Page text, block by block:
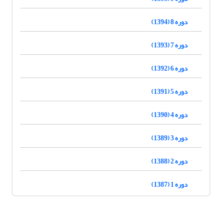
دوره 8 (1394)
دوره 7 (1393)
دوره 6 (1392)
دوره 5 (1391)
دوره 4 (1390)
دوره 3 (1389)
دوره 2 (1388)
دوره 1 (1387)